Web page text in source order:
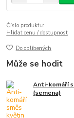
Číslo produktu:
Hlídat cenu / dostupnost
Do oblíbených
Může se hodit
Anti-komáří
(semena)